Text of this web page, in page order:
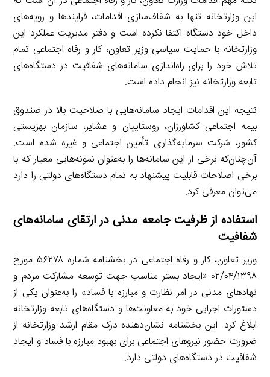
این وزارتخانه تنها به شفاف‌سازی اقدامات، فرایندها و رویه‌های
داخل خود دستگاه اکتفا نکرده است و دفتر مدیریت عملکرد این
وزارتخانه با حمایت سیاسی وزیر تعاون، کار و رفاه اجتماعی تمام
تلاش خود را برای راه‌اندازی سامانه‌های شفافیت در دستگاه‌های
تابعه وزارتخانه نیز انجام داده است.
نتیجه این اقدامات ایجاد سامانه‌هایی با صلاحیت بالا در صندوق
بیمه اجتماعی کشاورزان، روستاییان و عشایر، سازمان بهزیستی
کشور، شرکت سرمایه‌گذاری تأمین اجتماعی و غیره شده است.
آن‌چنان‌که برخی از این سامانه‌ها را به‌عنوان نمونه‌هایی معیار که با
برخی اصلاحات قابلیت پیشنهاد به تمام دستگاه‌های دولتی را دارد
می‌توان معرفی کرد.
استفاده از ظرفیت جامعه مدنی در ارتقای سامانه‌های
شفافیت
وزیر تعاون، کار و رفاه اجتماعی در بخشنامه شماره ۵۶۲۷۸ مورخ
۰۲/۰۴/۱۳۹۸ «ایجاد بستر مناسب جهت توسعه مشارکت مردم و
نهادهای مدنی در امر نظارت و مبارزه با فساد» را به‌عنوان یکی از
دستورات اجرایی خود به معاونت‌ها و دستگاه‌های تابعه وزارتخانه
ابلاغ کرد. این بخشنامه نشان‌دهنده درک مقام ارشد وزارتخانه از
ضرورت حضور نیروهای اجتماعی برای بهبود مبارزه با فساد و ایجاد
شفافیت در دستگاه‌های دولتی دارد.